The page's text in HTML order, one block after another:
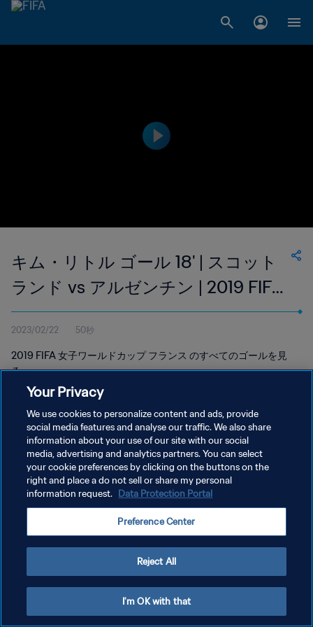
キム・リトル ゴール 18' | スコット
ランド vs アルゼンチン | 2019 FIFA
女子ワールドカップ フランス
2023/02/22 50秒
2019 FIFA 女子ワールドカップ フランス のすべてのゴールを見
る。
プライバシーポリシー
サービス利用規約
クッキー設定の管理
Your Privacy
We use cookies to personalize content and ads, provide
social media features and analyse our traffic. We also share
information about your use of our site with our social
media, advertising and analytics partners. You can select
your cookie preferences by clicking on the buttons on the
right and place a do not sell or share my personal
information request. Data Protection Portal
Preference Center
Reject All
I'm OK with that